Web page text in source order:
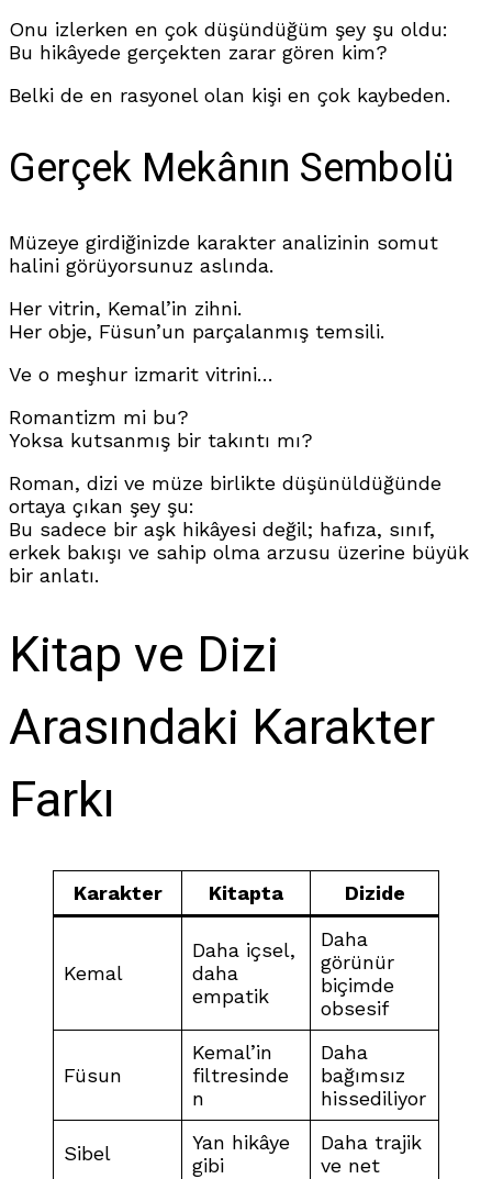
Onu izlerken en çok düşündüğüm şey şu oldu:
Bu hikâyede gerçekten zarar gören kim?
Belki de en rasyonel olan kişi en çok kaybeden.
Gerçek Mekânın Sembolü
Müzeye girdiğinizde karakter analizinin somut
halini görüyorsunuz aslında.
Her vitrin, Kemal’in zihni.
Her obje, Füsun’un parçalanmış temsili.
Ve o meşhur izmarit vitrini…
Romantizm mi bu?
Yoksa kutsanmış bir takıntı mı?
Roman, dizi ve müze birlikte düşünüldüğünde
ortaya çıkan şey şu:
Bu sadece bir aşk hikâyesi değil; hafıza, sınıf,
erkek bakışı ve sahip olma arzusu üzerine büyük
bir anlatı.
Kitap ve Dizi
Arasındaki Karakter
Farkı
Karakter Kitapta Dizide
Kemal
Daha içsel,
daha
empatik
Daha
görünür
biçimde
obsesif
Füsun
Kemal’in
filtresinde
n
Daha
bağımsız
hissediliyor
Sibel
Yan hikâye
gibi
Daha trajik
ve net